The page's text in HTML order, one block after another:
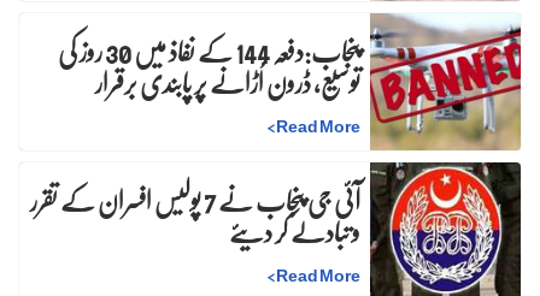
پنجاب:دفعہ 144 کے نفاذ میں 30 روز کیتوسیع، ڈرون اُڑانے پر پابندی برقرار
Read More
>
آئی جی پنجاب نے 7 پولیس افسران کے تقرر و تبادلے کر دیئے
Read More
>